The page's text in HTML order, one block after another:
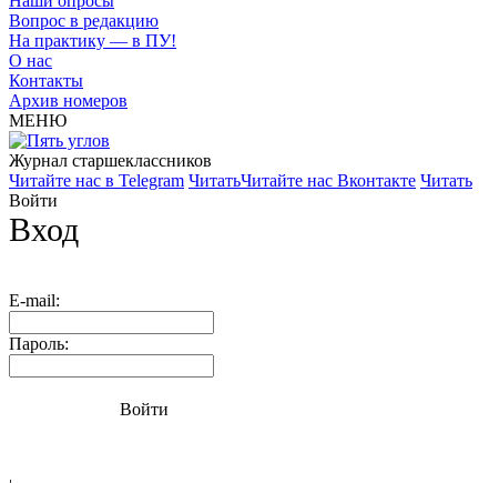
Вопрос в редакцию
На практику — в ПУ!
О нас
Контакты
Архив номеров
МЕНЮ
Журнал старшекласcников
Читайте нас в Telegram ЧитатьЧитайте нас Вконтакте Читать
Войти
Вход
E-mail:
Пароль:
Войти